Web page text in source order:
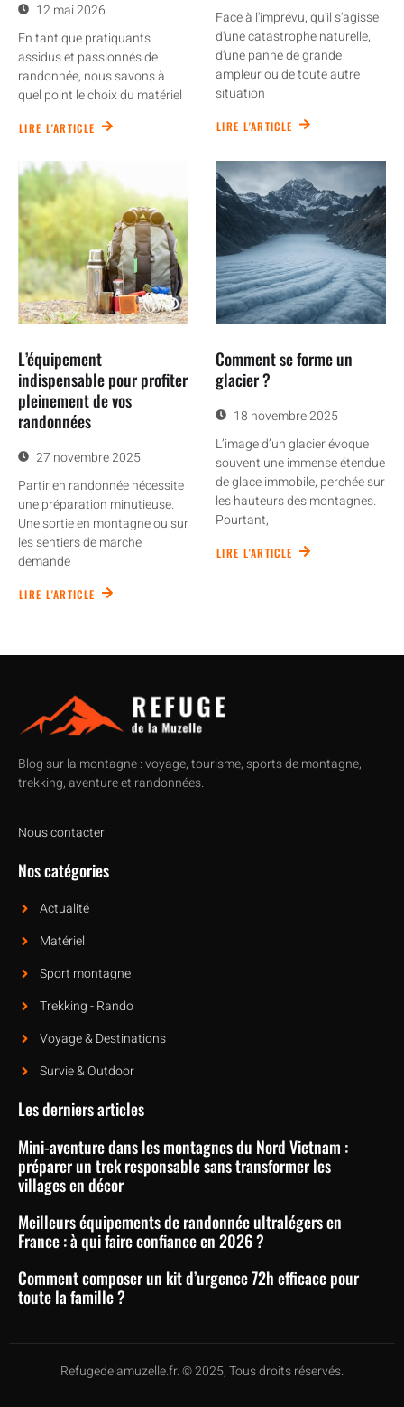
12 mai 2026
En tant que pratiquants
assidus et passionnés de
randonnée, nous savons à
quel point le choix du matériel
LIRE L'ARTICLE
Face à l'imprévu, qu'il s'agisse
d'une catastrophe naturelle,
d'une panne de grande
ampleur ou de toute autre
situation
LIRE L'ARTICLE
L’équipement
indispensable pour profiter
pleinement de vos
randonnées
27 novembre 2025
Partir en randonnée nécessite
une préparation minutieuse.
Une sortie en montagne ou sur
les sentiers de marche
demande
LIRE L'ARTICLE
Comment se forme un
glacier ?
18 novembre 2025
L’image d’un glacier évoque
souvent une immense étendue
de glace immobile, perchée sur
les hauteurs des montagnes.
Pourtant,
LIRE L'ARTICLE
Blog sur la montagne : voyage, tourisme, sports de montagne,
trekking, aventure et randonnées.
Nous contacter
Nos catégories
Actualité
Matériel
Sport montagne
Trekking - Rando
Voyage & Destinations
Survie & Outdoor
Les derniers articles
Mini-aventure dans les montagnes du Nord Vietnam :
préparer un trek responsable sans transformer les
villages en décor
Meilleurs équipements de randonnée ultralégers en
France : à qui faire confiance en 2026 ?
Comment composer un kit d’urgence 72h efficace pour
toute la famille ?
Refugedelamuzelle.fr. © 2025, Tous droits réservés.